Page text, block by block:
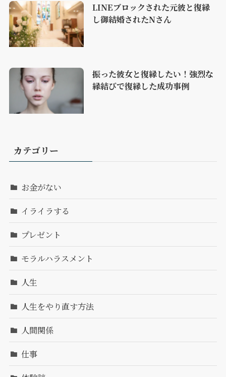
LINEブロックされた元彼と復縁
し御結婚されたNさん
振った彼女と復縁したい！強烈な
縁結びで復縁した成功事例
カテゴリー
お金がない
イライラする
プレゼント
モラルハラスメント
人生
人生をやり直す方法
人間関係
仕事